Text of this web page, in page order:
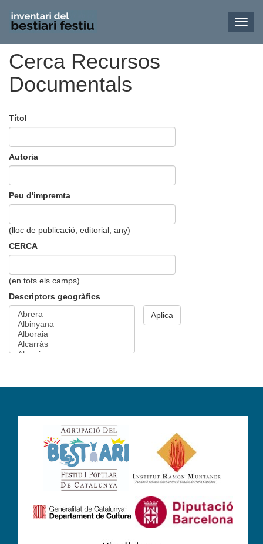
Vés
contingut
Cerca Recursos
Documentals
Títol
Autoria
Peu d'impremta
(lloc de publicació, editorial, any)
CERCA
(en tots els camps)
Descriptors geogràfics
Aplica